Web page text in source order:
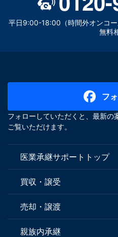
平日9:00-18:00（時間外オンコ
無料
フ
フォローしていただくと、最新の
ご覧いただけます。
医業承継サポートトップ
買収・譲受
売却・譲渡
親族内承継